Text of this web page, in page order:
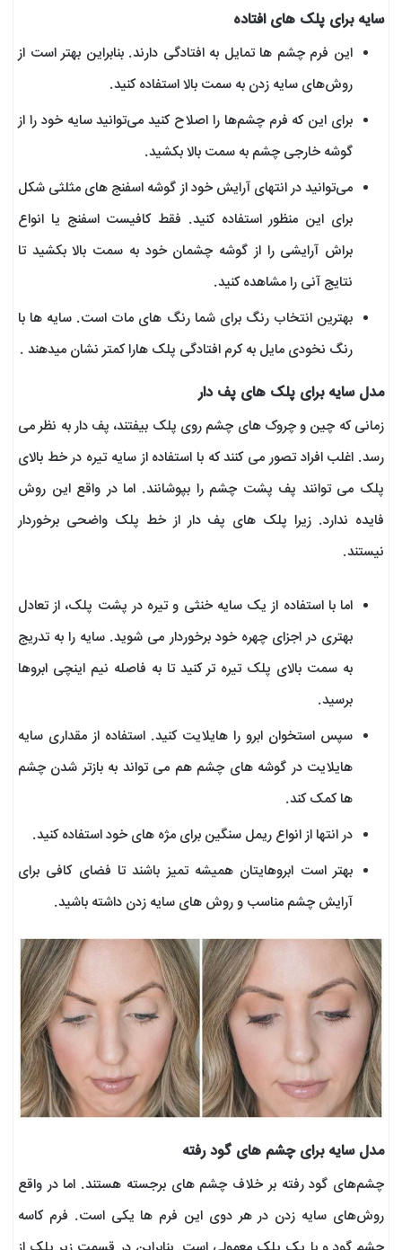
سایه برای پلک ‌های افتاده
این فرم چشم‌ ها تمایل به افتادگی دارند. بنابراین بهتر است از
روش‌های سایه زدن به سمت بالا استفاده کنید.
برای این که فرم چشم‌ها را اصلاح کنید می‌توانید سایه خود را از
گوشه خارجی چشم به سمت بالا بکشید.
می‌توانید در انتهای آرایش خود از گوشه اسفنج ‌های مثلثی شکل
برای این منظور استفاده کنید. فقط کافیست اسفنج یا انواع
براش آرایشی را از گوشه چشمان خود به سمت بالا بکشید تا
نتایج آنی را مشاهده کنید.
بهترین انتخاب رنگ برای شما رنگ های مات است. سایه ها با
رنگ نخودی مایل به کرم افتادگی پلک هارا کمتر نشان میدهند .
مدل سایه برای پلک ‌های پف دار
زمانی که چین و چروک‌ های چشم روی پلک بیفتند، پف دار به نظر می
‌رسد. اغلب افراد تصور می‌ کنند که با استفاده از سایه تیره در خط بالای
پلک می‌ توانند پف پشت چشم را بپوشانند. اما در واقع این روش
فایده ندارد. زیرا پلک‌ های پف دار از خط پلک واضحی برخوردار
نیستند.
اما با استفاده از یک سایه خنثی و تیره در پشت پلک، از تعادل
بهتری در اجزای چهره خود برخوردار می ‌شوید. سایه را به تدریج
به سمت بالای پلک تیره‌ تر کنید تا به فاصله نیم اینچی ابروها
برسید.
سپس استخوان ابرو را هایلایت کنید. استفاده از مقداری سایه
هایلایت در گوشه ‌های چشم هم می ‌تواند به بازتر شدن چشم‌
ها کمک کند.
در انتها از انواع ریمل سنگین برای مژه‌ های خود استفاده کنید.
بهتر است ابروهایتان همیشه تمیز باشند تا فضای کافی برای
آرایش چشم مناسب و روش‌ های سایه زدن داشته باشید.
مدل سایه برای چشم‌ های گود رفته
چشم‌های گود رفته بر خلاف چشم ‌های برجسته هستند. اما در واقع
روش‌های سایه زدن در هر دوی این فرم‌ ها یکی است. فرم کاسه